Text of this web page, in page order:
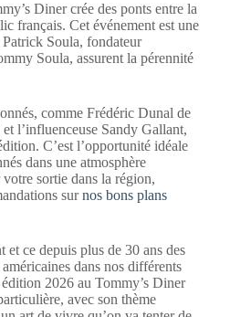
Diner crée des ponts entre la
français. Cet événement est une
Soula, fondateur
Soula, assurent la pérennité
comme Frédéric Dunal de
l’influenceuse Sandy Gallant,
C’est l’opportunité idéale
dans une atmosphère
sortie dans la région,
surnos bons plans
et ce depuis plus de 30 ans des
dans nos différents
2026 au Tommy’s Diner
avec son thème